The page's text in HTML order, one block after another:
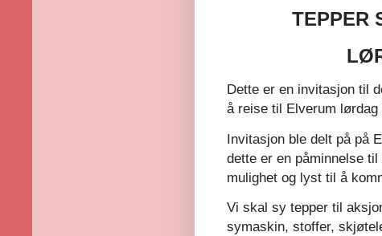
TEPPER
Dette er en invitasjon til
å reise til Elverum lørdag
Invitasjon ble delt på på
dette er en påminnelse
mulighet og lyst til å
Vi skal sy tepper til
symaskin, stoffer,